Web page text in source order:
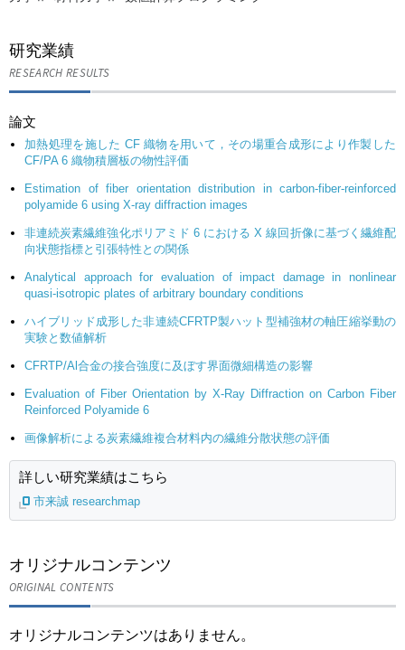
研究業績
RESEARCH RESULTS
論文
加熱処理を施した CF 織物を用いて，その場重合成形により作製した
CF/PA 6 織物積層板の物性評価
Estimation of fiber orientation distribution in carbon-fiber-reinforced
polyamide 6 using X-ray diffraction images
非連続炭素繊維強化ポリアミド 6 における X 線回折像に基づく繊維配
向状態指標と引張特性との関係
Analytical approach for evaluation of impact damage in nonlinear
quasi-isotropic plates of arbitrary boundary conditions
ハイブリッド成形した非連続CFRTP製ハット型補強材の軸圧縮挙動の
実験と数値解析
CFRTP/Al合金の接合強度に及ぼす界面微細構造の影響
Evaluation of Fiber Orientation by X-Ray Diffraction on Carbon Fiber
Reinforced Polyamide 6
画像解析による炭素繊維複合材料内の繊維分散状態の評価
詳しい研究業績はこちら
市来誠 researchmap
オリジナルコンテンツ
ORIGINAL CONTENTS
オリジナルコンテンツはありません。